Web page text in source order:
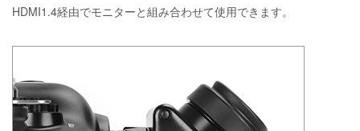
HDMI1.4経由でモニターと組み合わせて使用できます。